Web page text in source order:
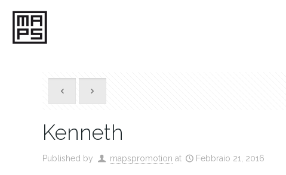
Kenneth
Published by mapspromotion at Febbraio 21, 2016